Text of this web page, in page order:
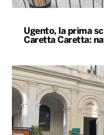
Università, dal
euro per gli atenei